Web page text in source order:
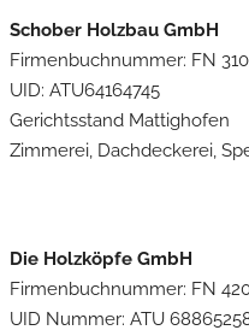
Schober Holzbau GmbH
Firmenbuchnummer: FN
UID: ATU64164745
Gerichtsstand Mattighofen
Zimmerei, Dachdeckerei,
Die Holzköpfe GmbH
Firmenbuchnummer: FN
UID Nummer: ATU